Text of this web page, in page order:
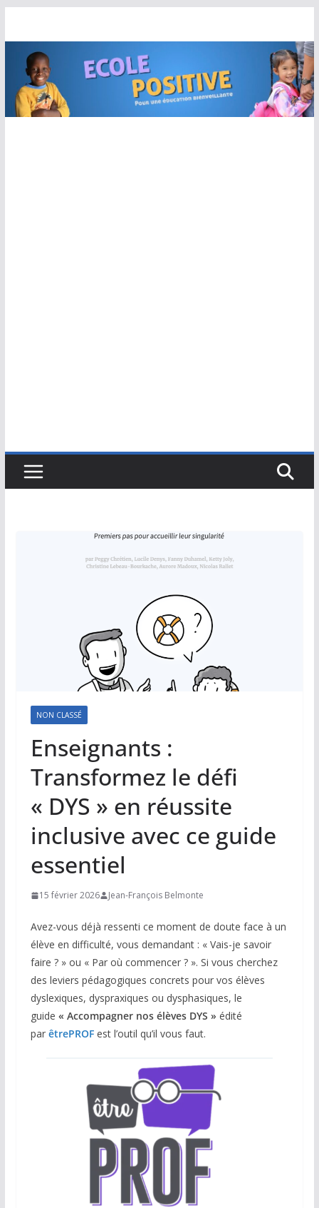
contenu
NON CLASSÉ
Enseignants :
Transformez le défi
« DYS » en réussite
inclusive avec ce guide
essentiel
15 février 2026 Jean-François Belmonte
Avez-vous déjà ressenti ce moment de doute face à un
élève en difficulté, vous demandant : « Vais-je savoir
faire ? » ou « Par où commencer ? ». Si vous cherchez
des leviers pédagogiques concrets pour vos élèves
dyslexiques, dyspraxiques ou dysphasiques, le
guide « Accompagner nos élèves DYS » édité
par êtrePROFest l’outil qu’il vous faut.